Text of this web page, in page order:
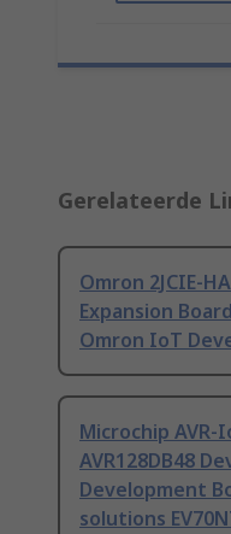
Gerelateerde
Omron 2JCIE-
Expansion
Omron IoT
Microchip AVR-
AVR128DB48
Development
solutions